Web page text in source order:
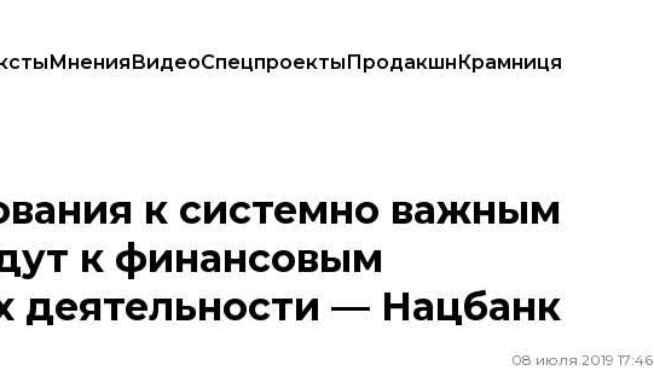
МненияВидеоСпецпроектыПродакшнКрамниця
приведут к финансовым потрясениям в их деятельности — Нацбанк
к системно важным
к финансовым
деятельности — Нацбанк
08 июля 2019 17:46